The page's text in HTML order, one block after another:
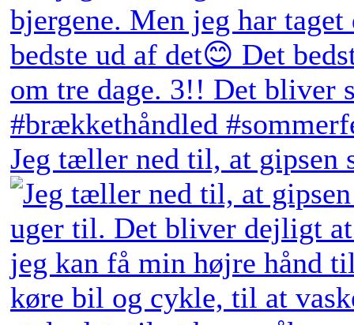
Jeg tæller ned til, at gipsen